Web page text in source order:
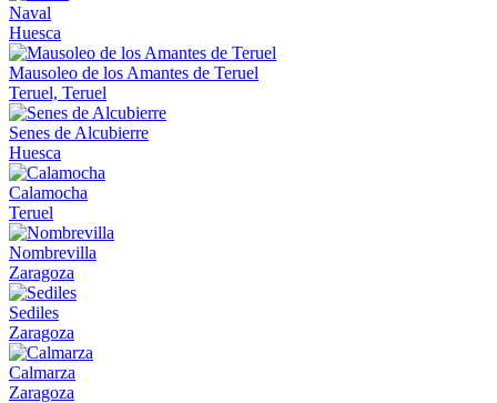
Naval
Huesca
Mausoleo de los Amantes de Teruel
Teruel, Teruel
Senes de Alcubierre
Huesca
Calamocha
Teruel
Nombrevilla
Zaragoza
Sediles
Zaragoza
Calmarza
Zaragoza